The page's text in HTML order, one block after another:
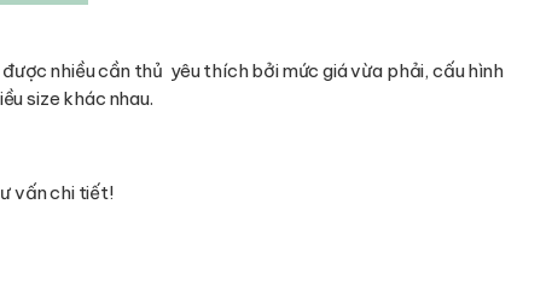
nhiều cần thủ yêu thích bởi mức giá vừa phải, cấu hình
size khác nhau.
vấn chi tiết!